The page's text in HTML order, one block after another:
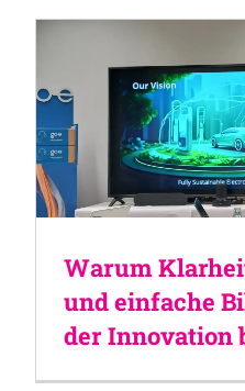
Warum
und einfache
der Innovation